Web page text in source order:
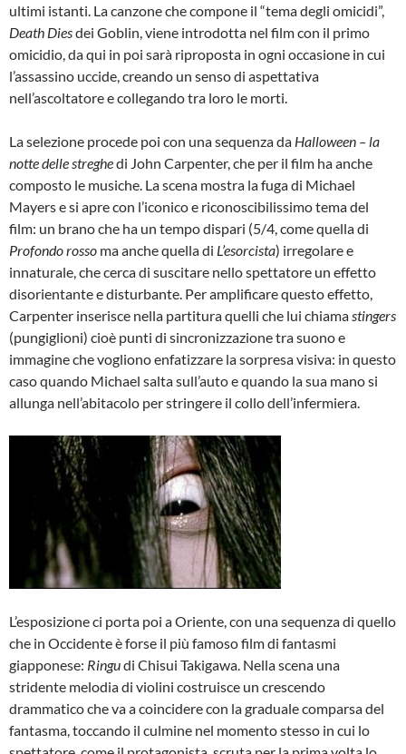
ultimi istanti. La canzone che compone il “tema degli omicidi”,
Death Diesdei Goblin, viene introdotta nel film con il primo
omicidio, da qui in poi sarà riproposta in ogni occasione in cui
l’assassino uccide, creando un senso di aspettativa
nell’ascoltatore e collegando tra loro le morti.
La selezione procede poi con una sequenza da Halloween – la
notte delle streghedi John Carpenter, che per il film ha anche
composto le musiche. La scena mostra la fuga di Michael
Mayers e si apre con l’iconico e riconoscibilissimo tema del
film: un brano che ha un tempo dispari (5/4, come quella di
Profondo rosso ma anche quella di L’esorcista) irregolare e
innaturale, che cerca di suscitare nello spettatore un effetto
disorientante e disturbante. Per amplificare questo effetto,
Carpenter inserisce nella partitura quelli che lui chiama stingers
(pungiglioni) cioè punti di sincronizzazione tra suono e
immagine che vogliono enfatizzare la sorpresa visiva: in questo
caso quando Michael salta sull’auto e quando la sua mano si
allunga nell’abitacolo per stringere il collo dell’infermiera.
L’esposizione ci porta poi a Oriente, con una sequenza di quello
che in Occidente è forse il più famoso film di fantasmi
giapponese: Ringudi Chisui Takigawa. Nella scena una
stridente melodia di violini costruisce un crescendo
drammatico che va a coincidere con la graduale comparsa del
fantasma, toccando il culmine nel momento stesso in cui lo